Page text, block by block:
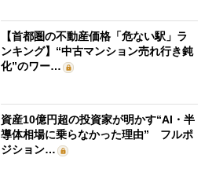
【首都圏の不動産価格「危ない駅」ラ
ンキング】“中古マンション売れ行き鈍
化”のワー…
資産10億円超の投資家が明かす“AI・半
導体相場に乗らなかった理由” フルポ
ジション…